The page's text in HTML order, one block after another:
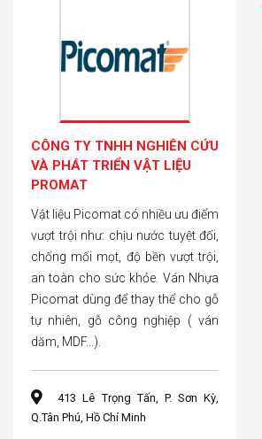
CÔNG TY TNHH NGHIÊN CỨU
VÀ PHÁT TRIỂN VẬT LIỆU
PROMAT
Vật liệu Picomat có nhiều ưu điểm
vượt trội như: chịu nước tuyệt đối,
chống mối mọt, độ bền vượt trội,
an toàn cho sức khỏe. Ván Nhựa
Picomat dùng để thay thể cho gỗ
tự nhiên, gỗ công nghiệp ( ván
dăm, MDF...).
413 Lê Trọng Tấn, P. Sơn Kỳ,
Q.Tân Phú, Hồ Chí Minh